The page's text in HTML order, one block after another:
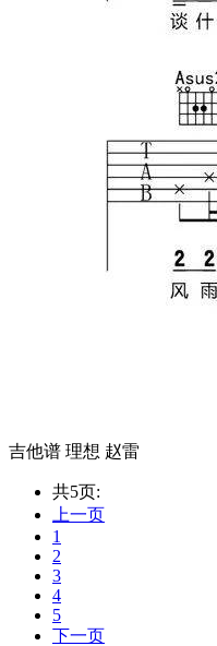
吉他谱 理想 赵雷
共5页:
上一页
1
2
3
4
5
下一页